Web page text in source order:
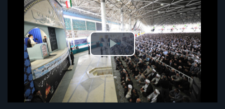
پخش
ویدیو